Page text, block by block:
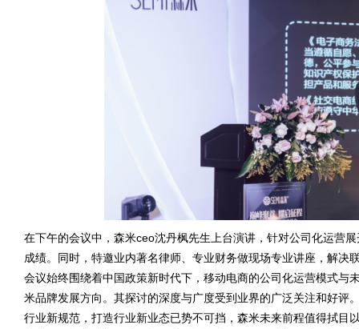
在下午的会议中，森米ceo沈丹枫先生上台演讲，针对公司化运营
成绩。同时，特邀业内著名律师、专业财务做现场专业讲座，解决
会议始终围绕着中国政策新时代下，移动电商的公司化运营模式与
米品牌发展方向。其探讨的深度与广度受到业界的广泛关注和好评
行业新规范，打造行业新业态已势不可挡，森米未来前程值得拭目